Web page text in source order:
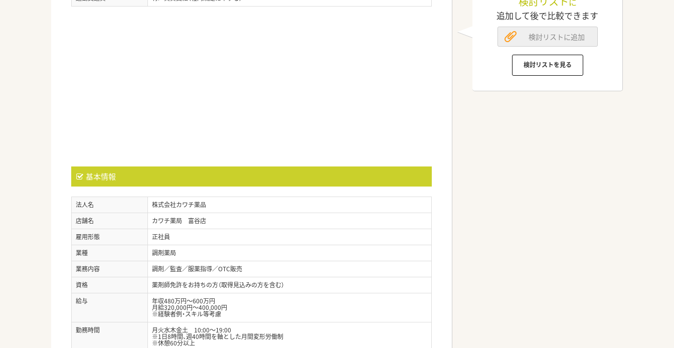
基本情報
法人名
株式会社カワチ薬品
店舗名
カワチ薬局 富谷店
雇用形態
正社員
業種
調剤薬局
業務内容
調剤／監査／服薬指導／OTC販売
資格
薬剤師免許をお持ちの方（取得見込みの方を含む）
給与
年収480万円～600万円
月給320,000円～400,000円
※経験者例・スキル等考慮
勤務時間
月火水木金土 10:00～19:00
※1日8時間、週40時間を軸とした月間変形労働制
※休憩60分以上
追加して後で比較できます
検討リストに追加
検討リストを見る